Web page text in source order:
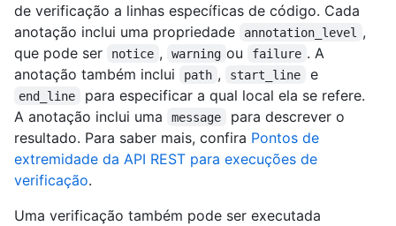
de verificação a linhas específicas de código. Cada
anotação inclui uma propriedade
annotation_level
,
que pode ser
notice , warning ou failure . A
anotação também inclui
path , start_line e
end_line
para especificar a qual local ela se refere.
A anotação inclui uma
message
para descrever o
resultado. Para saber mais, confira Pontos de
extremidade da API REST para execuções de
verificação.
Uma verificação também pode ser executada